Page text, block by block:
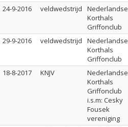
24-9-2016 veldwedstrijd
Nederlandse
Korthals
Griffonclub
29-9-2016 veldwedstrijd
Nederlandse
Korthals
Griffonclub
18-8-2017 KNJV
Nederlandse
Korthals
Griffonclub
i.s.m: Cesky
Fousek
vereniging